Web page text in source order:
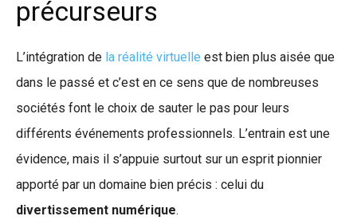
précurseurs
L’intégration de la réalité virtuelle est bien plus aisée que
dans le passé et c’est en ce sens que de nombreuses
sociétés font le choix de sauter le pas pour leurs
différents événements professionnels. L’entrain est une
évidence, mais il s’appuie surtout sur un esprit pionnier
apporté par un domaine bien précis : celui du
divertissement numérique.